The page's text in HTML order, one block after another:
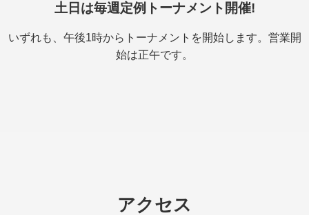
土日は毎週定例トーナメント開催!
いずれも、午後1時からトーナメントを開始します。営業開
始は正午です。
アクセス